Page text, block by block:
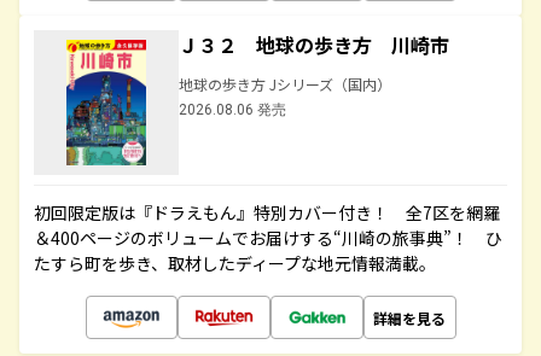
Ｊ３２ 地球の歩き方 川崎市
地球の歩き方 Jシリーズ（国内）
2026.08.06 発売
初回限定版は『ドラえもん』特別カバー付き！ 全7区を網羅
＆400ページのボリュームでお届けする“川崎の旅事典”！ ひ
たすら町を歩き、取材したディープな地元情報満載。
詳細を見る